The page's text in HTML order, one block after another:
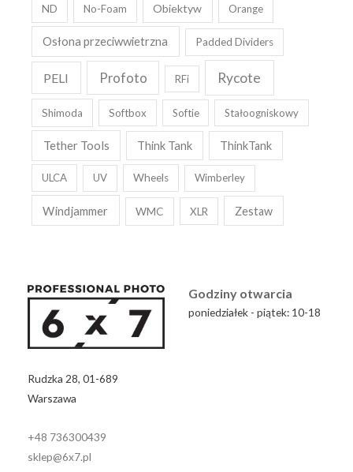
ND No-Foam Obiektyw Orange
Osłona przeciwwietrzna Padded Dividers
PELI Profoto RFi Rycote
Shimoda Softbox Softie Stałoogniskowy
Tether Tools Think Tank ThinkTank
ULCA UV Wheels Wimberley
Windjammer WMC XLR Zestaw
Rudzka 28, 01-689
Warszawa
+48 736300439
sklep@6x7.pl
Godziny otwarcia
poniedziałek - piątek: 10-18